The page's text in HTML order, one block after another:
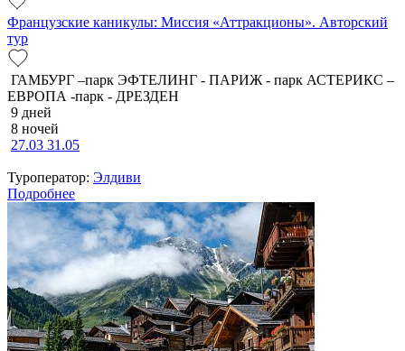
Французские каникулы: Миссия «Аттракционы». Авторский
тур
ГАМБУРГ –парк ЭФТЕЛИНГ - ПАРИЖ - парк АСТЕРИКС –
ЕВРОПА -парк - ДРЕЗДЕН
9 дней
8 ночей
27.03 31.05
Туроператор: Элдиви
Подробнее